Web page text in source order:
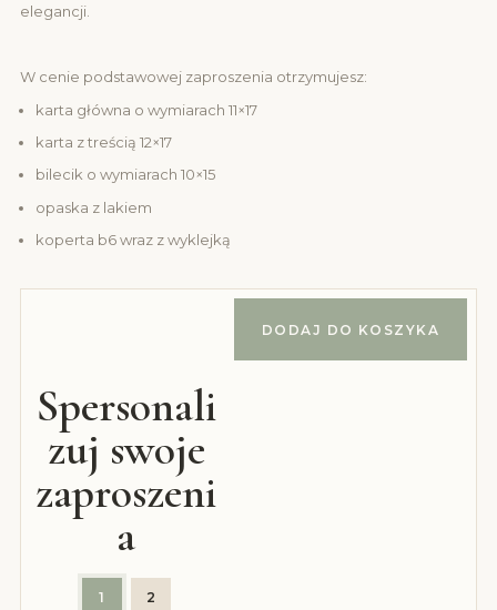
elegancji.
W cenie podstawowej zaproszenia otrzymujesz:
karta główna o wymiarach 11×17
karta z treścią 12×17
bilecik o wymiarach 10×15
opaska z lakiem
koperta b6 wraz z wyklejką
Spersonali
zuj swoje
zaproszeni
a
1 2
DODAJ DO KOSZYKA